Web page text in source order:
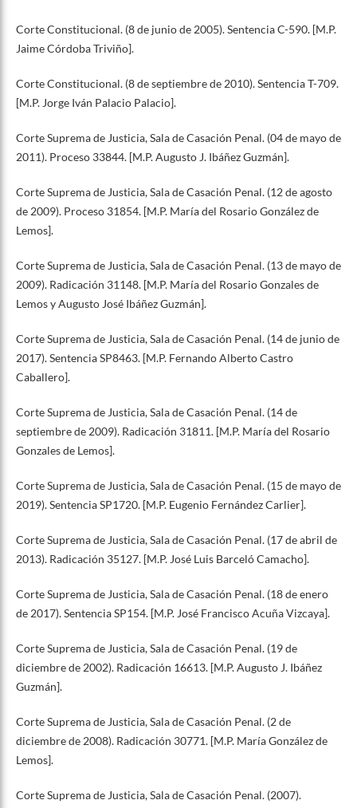
Corte Constitucional. (8 de junio de 2005). Sentencia C-590. [M.P.
Jaime Córdoba Triviño].
Corte Constitucional. (8 de septiembre de 2010). Sentencia T-709.
[M.P. Jorge Iván Palacio Palacio].
Corte Suprema de Justicia, Sala de Casación Penal. (04 de mayo de
2011). Proceso 33844. [M.P. Augusto J. Ibáñez Guzmán].
Corte Suprema de Justicia, Sala de Casación Penal. (12 de agosto
de 2009). Proceso 31854. [M.P. María del Rosario González de
Lemos].
Corte Suprema de Justicia, Sala de Casación Penal. (13 de mayo de
2009). Radicación 31148. [M.P. María del Rosario Gonzales de
Lemos y Augusto José Ibáñez Guzmán].
Corte Suprema de Justicia, Sala de Casación Penal. (14 de junio de
2017). Sentencia SP8463. [M.P. Fernando Alberto Castro
Caballero].
Corte Suprema de Justicia, Sala de Casación Penal. (14 de
septiembre de 2009). Radicación 31811. [M.P. María del Rosario
Gonzales de Lemos].
Corte Suprema de Justicia, Sala de Casación Penal. (15 de mayo de
2019). Sentencia SP1720. [M.P. Eugenio Fernández Carlier].
Corte Suprema de Justicia, Sala de Casación Penal. (17 de abril de
2013). Radicación 35127. [M.P. José Luis Barceló Camacho].
Corte Suprema de Justicia, Sala de Casación Penal. (18 de enero
de 2017). Sentencia SP154. [M.P. José Francisco Acuña Vizcaya].
Corte Suprema de Justicia, Sala de Casación Penal. (19 de
diciembre de 2002). Radicación 16613. [M.P. Augusto J. Ibáñez
Guzmán].
Corte Suprema de Justicia, Sala de Casación Penal. (2 de
diciembre de 2008). Radicación 30771. [M.P. María González de
Lemos].
Corte Suprema de Justicia, Sala de Casación Penal. (2007).